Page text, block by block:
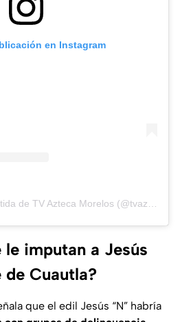
en Instagram
Una publicación compartida de TV Azteca Morelos (@tvazteca_morelos)
le imputan a Jesús
de Cuautla?
que el edil Jesús “N” habría